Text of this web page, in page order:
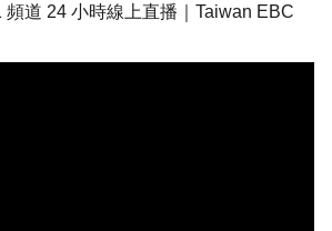
頻道 24 小時線上直播｜Taiwan EBC